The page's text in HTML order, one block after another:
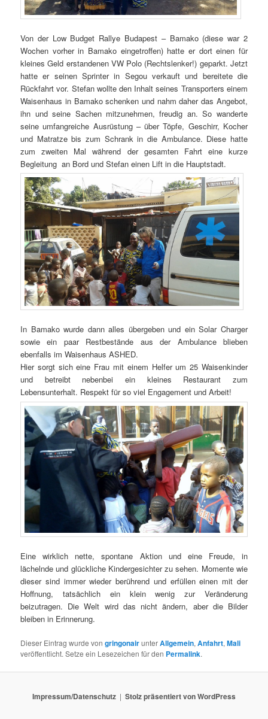
Von der Low Budget Rallye Budapest – Bamako (diese war 2
Wochen vorher in Bamako eingetroffen) hatte er dort einen für
kleines Geld erstandenen VW Polo (Rechtslenker!) geparkt. Jetzt
hatte er seinen Sprinter in Segou verkauft und bereitete die
Rückfahrt vor. Stefan wollte den Inhalt seines Transporters einem
Waisenhaus in Bamako schenken und nahm daher das Angebot,
ihn und seine Sachen mitzunehmen, freudig an. So wanderte
seine umfangreiche Ausrüstung – über Töpfe, Geschirr, Kocher
und Matratze bis zum Schrank in die Ambulance. Diese hatte
zum zweiten Mal während der gesamten Fahrt eine kurze
Begleitung an Bord und Stefan einen Lift in die Hauptstadt.
In Bamako wurde dann alles übergeben und ein Solar Charger
sowie ein paar Restbestände aus der Ambulance blieben
ebenfalls im Waisenhaus ASHED.
Hier sorgt sich eine Frau mit einem Helfer um 25 Waisenkinder
und betreibt nebenbei ein kleines Restaurant zum
Lebensunterhalt. Respekt für so viel Engagement und Arbeit!
Eine wirklich nette, spontane Aktion und eine Freude, in
lächelnde und glückliche Kindergesichter zu sehen. Momente wie
dieser sind immer wieder berührend und erfüllen einen mit der
Hoffnung, tatsächlich ein klein wenig zur Veränderung
beizutragen. Die Welt wird das nicht ändern, aber die Bilder
bleiben in Erinnerung.
Dieser Eintrag wurde vongringonairunterAllgemein,Anfahrt,Mali
veröffentlicht. Setze ein Lesezeichen für den Permalink.
Impressum/Datenschutz Stolz präsentiert von WordPress